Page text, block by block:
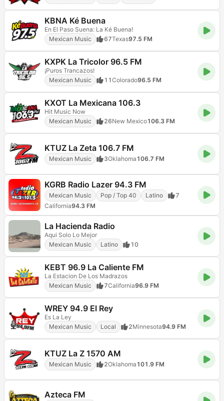
KBNA Ké Buena
En El Paso Suena: La Ké Buena!
Mexican Music
67Texas97.5 FM
KXPK La Tricolor 96.5 FM
¡Puros Trancazos!
Mexican Music
11Colorado96.5 FM
KXOT La Mexicana 106.3
Hit Music Now
Mexican Music
26New Mexico106.3 FM
KTUZ La Zeta 106.7 FM
Mexican Music 3Oklahoma106.7 FM
KGRB Radio Lazer 94.3 FM
Mexican Music Pop / Top 40 Latino
7
California94.3 FM
La Hacienda Radio
Aqui Solo Lo Mejor
Mexican Music
Latino 10
KEBT 96.9 La Caliente FM
La Estacion De Los Madrazos
Mexican Music
7California96.9 FM
WREY 94.9 El Rey
Es La Ley
Mexican Music
Local 2Minnesota94.9 FM
KTUZ La Z 1570 AM
Mexican Music 2Oklahoma101.9 FM
Azteca FM